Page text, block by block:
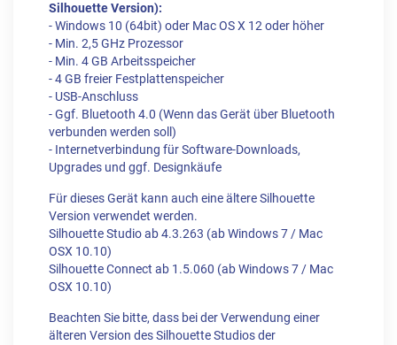
Silhouette Version):
- Windows 10 (64bit) oder Mac OS X 12 oder höher
- Min. 2,5 GHz Prozessor
- Min. 4 GB Arbeitsspeicher
- 4 GB freier Festplattenspeicher
- USB-Anschluss
- Ggf. Bluetooth 4.0 (Wenn das Gerät über Bluetooth
verbunden werden soll)
- Internetverbindung für Software-Downloads,
Upgrades und ggf. Designkäufe
Für dieses Gerät kann auch eine ältere Silhouette
Version verwendet werden.
Silhouette Studio ab 4.3.263 (ab Windows 7 / Mac
OSX 10.10)
Silhouette Connect ab 1.5.060 (ab Windows 7 / Mac
OSX 10.10)
Beachten Sie bitte, dass bei der Verwendung einer
älteren Version des Silhouette Studios der